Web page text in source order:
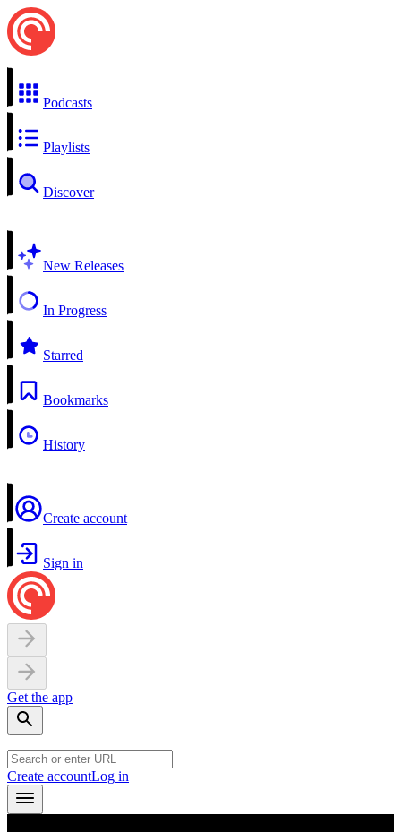
Podcasts
Playlists
Discover
New Releases
In Progress
Starred
Bookmarks
History
Create account
Sign in
Get the app
Create accountLog in